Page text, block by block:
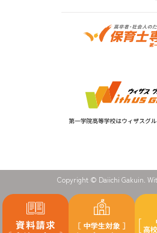
Copyright © Daiichi Gakuin.